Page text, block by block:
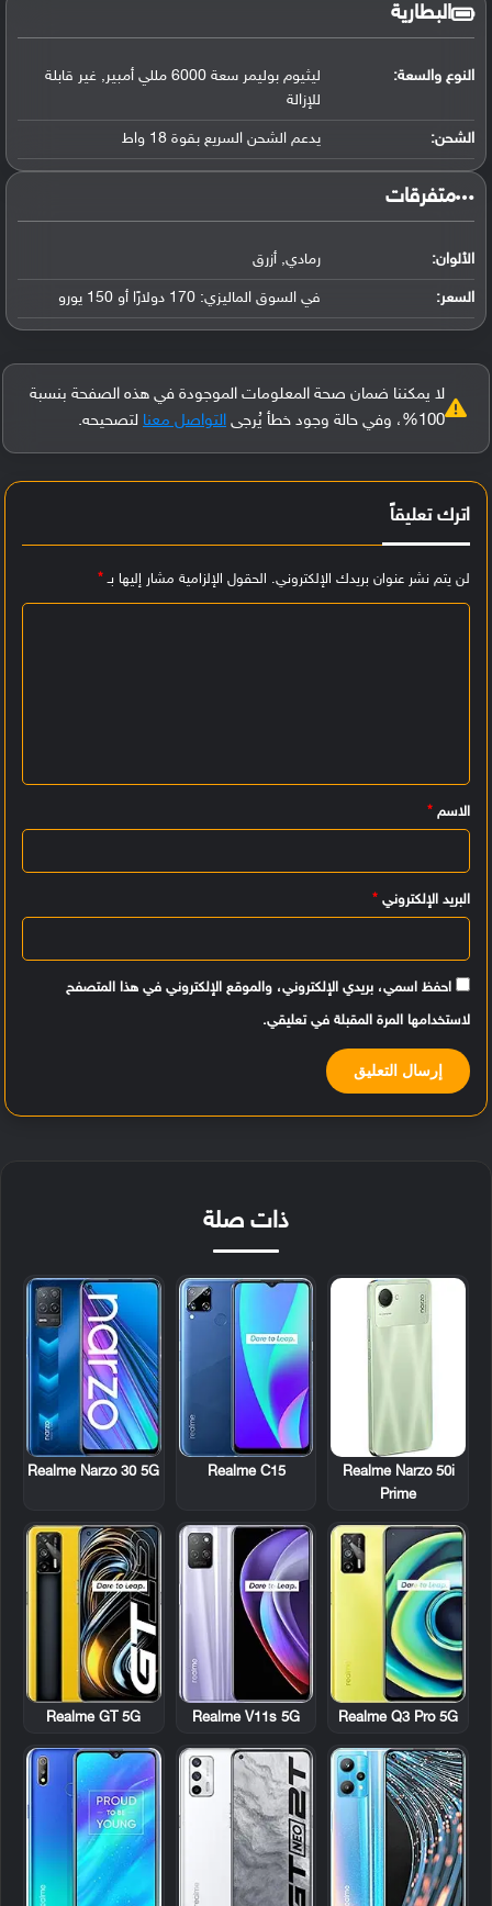
البطارية
النوع والسعة:
ليثيوم بوليمر سعة 6000 مللي أمبير, غير قابلة
للإزالة
الشحن: يدعم الشحن السريع بقوة 18 واط
‏متفرقات‏
الألوان: رمادي, أزرق
السعر: في السوق الماليزي: 170 دولارًا أو 150 يورو
لا يمكننا ضمان صحة المعلومات الموجودة في هذه الصفحة بنسبة
100%، وفي حالة وجود خطأ يُرجى
التواصل معنا لتصحيحه.
اترك تعليقاً
لن يتم نشر عنوان بريدك الإلكتروني. الحقول الإلزامية مشار إليها بـ*
ي
ق
الاسم *
البريد الإلكتروني *
احفظ اسمي، بريدي الإلكتروني، والموقع الإلكتروني في هذا المتصفح
لاستخدامها المرة المقبلة في تعليقي.
ذات صلة
Realme Narzo 50i
Prime
Realme C15
Realme Narzo 30 5G
Realme Q3 Pro 5G
Realme V11s 5G
Realme GT 5G